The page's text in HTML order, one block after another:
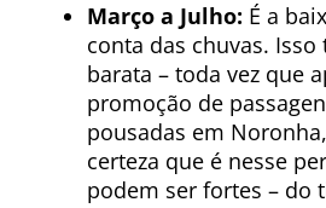
Março a Julho: É a
conta das chuvas.
barata – toda vez que
promoção de
pousadas em
certeza que é nesse
podem ser fortes – do